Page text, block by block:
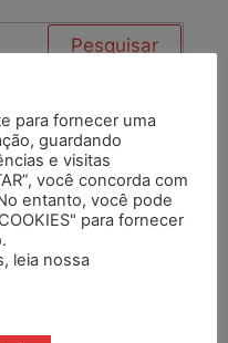
para fornecer uma
guardando
e visitas
você concorda com
entanto, você pode
para fornecer
leia nossa